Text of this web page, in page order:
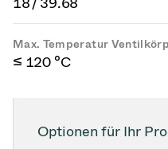
Max. Temperatur
≤ 120 °C
Optionen für Ihr